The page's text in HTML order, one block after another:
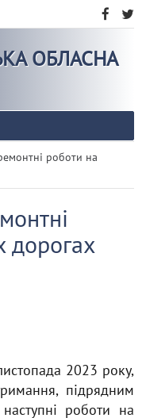
ОБЛАСНА
роботи на
дорогах
2023 року,
підрядним
роботи на